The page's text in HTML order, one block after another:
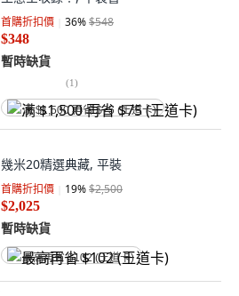
首購折扣價 36%$548
$348
暫時缺貨
(1)
满 $1,500 再省 $75 (王道卡)
幾米20精選典藏, 平裝
首購折扣價 19%$2,500
$2,025
暫時缺貨
最高再省 $102 (王道卡)